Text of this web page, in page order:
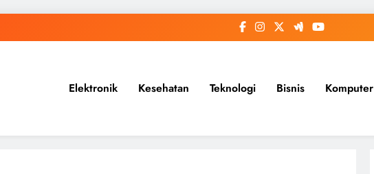
Elektronik Kesehatan Teknologi Bisnis Komputer